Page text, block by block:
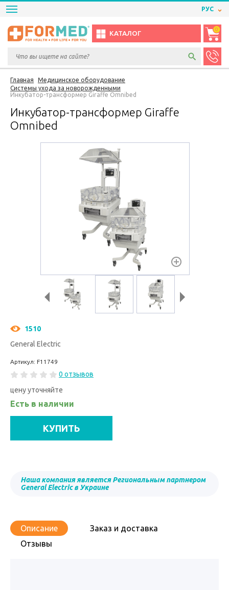
РУС
КАТАЛОГ
0
Главная
Медицинское оборудование
Системы ухода за новорожденными
Инкубатор-трансформер Giraffe Omnibed
Инкубатор-трансформер Giraffe
Omnibed
1510
General Electric
Артикул: F11749
0 отзывов
цену уточняйте
Есть в наличии
КУПИТЬ
Наша компания является Региональным партнером
General Electric в Украине
Описание
Заказ и доставка
Отзывы